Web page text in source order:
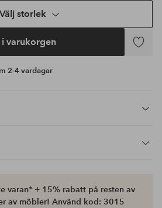
Välj storlek
i varukorgen
Lägg
2-4 vardagar
varan* + 15% rabatt på resten av
av möbler! Använd kod: 3015